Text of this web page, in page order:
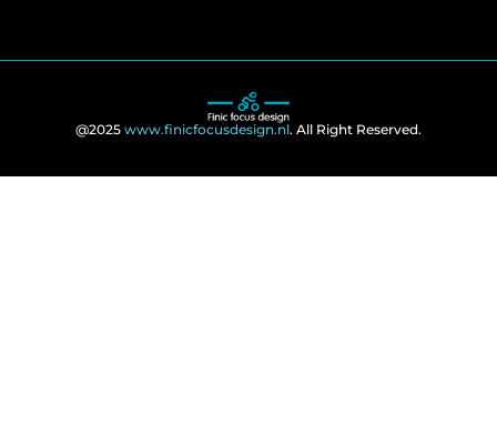
@2025 www.finicfocusdesign.nl. All Right Reserved.